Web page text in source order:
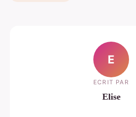
E
ECRIT PAR
Elise